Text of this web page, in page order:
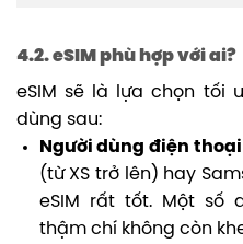
4.2. eSIM phù hợp với ai?
eSIM sẽ là lựa chọn tối
dùng sau:
Người dùng điện
(từ XS trở lên) hay
eSIM rất tốt. Một số
thậm chí không còn